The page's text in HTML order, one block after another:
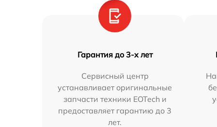
Гарантия до 3-х лет
Сервисный центр
устанавливает оригинальные
запчасти техники EOTech и
предоставляет гарантию до 3
лет.